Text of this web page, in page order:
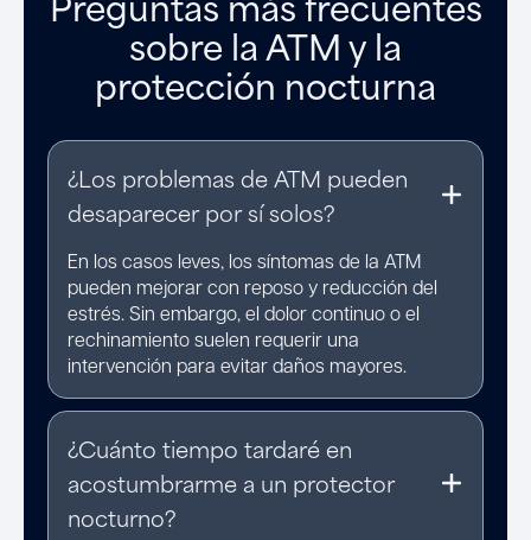
sobre la ATM y la
protección nocturna
¿Los problemas de ATM pueden
desaparecer por sí solos?
En los casos leves, los síntomas de la ATM
pueden mejorar con reposo y reducción del
estrés. Sin embargo, el dolor continuo o el
rechinamiento suelen requerir una
intervención para evitar daños mayores.
¿Cuánto tiempo tardaré en
acostumbrarme a un protector
nocturno?